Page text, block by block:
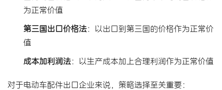
为正常价值
第三国出口价格法：以出口到第三国的价格作为正常价
值
成本加利润法：以生产成本加上合理利润作为正常价值
对于电动车配件出口企业来说，策略选择至关重要：